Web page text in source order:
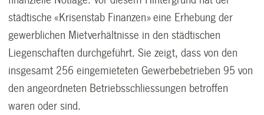
städtische «Krisenstab Finanzen» eine Erhebung der
gewerblichen Mietverhältnisse in den städtischen
Liegenschaften durchgeführt. Sie zeigt, dass von den
insgesamt 256 eingemieteten Gewerbebetrieben 95 von
den angeordneten Betriebsschliessungen betroffen
waren oder sind.